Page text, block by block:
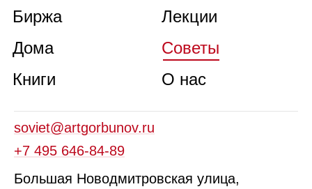
Биржа
Дома
Книги
Лекции
Советы
О нас
soviet@artgorbunov.ru
+7 495 646‑84‑89
Большая Новодмитровская улица,